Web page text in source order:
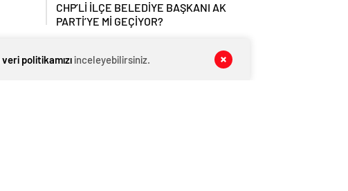
CHP’Lİ İLÇE BELEDİYE BAŞKANI AK
PARTİ’YE Mİ GEÇİYOR?
Son Dakika: Yalova’da Okullar Deprem
veri politikamızıinceleyebilirsiniz.